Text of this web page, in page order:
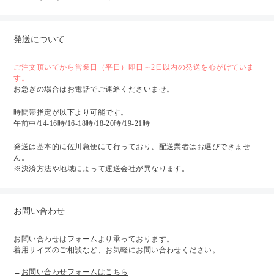
発送について
ご注文頂いてから営業日（平日）即日～2日以内の発送を心がけていま
す。
お急ぎの場合はお電話でご連絡くださいませ。
時間帯指定が以下より可能です。
午前中/14-16時/16-18時/18-20時/19-21時
発送は基本的に佐川急便にて行っており、配送業者はお選びできませ
ん。
※決済方法や地域によって運送会社が異なります。
お問い合わせ
お問い合わせはフォームより承っております。
着用サイズのご相談など、お気軽にお問い合わせください。
→ お問い合わせフォームはこちら